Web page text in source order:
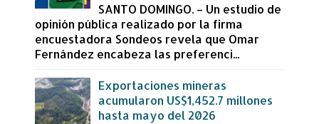
SANTO DOMINGO. – Un estudio de
opinión pública realizado por la firma
encuestadora Sondeos revela que Omar
Fernández encabeza las preferenci...
Exportaciones mineras
acumularon US$1,452.7 millones
hasta mayo del 2026